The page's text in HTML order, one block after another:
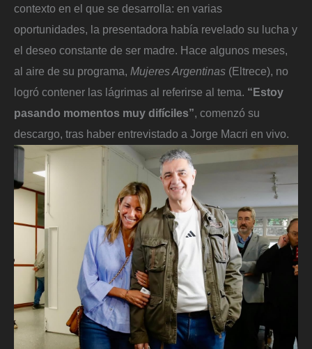
contexto en el que se desarrolla: en varias
oportunidades, la presentadora había revelado su lucha y
el deseo constante de ser madre. Hace algunos meses,
al aire de su programa, Mujeres Argentinas (Eltrece), no
logró contener las lágrimas al referirse al tema. “Estoy
pasando momentos muy difíciles”, comenzó su
descargo, tras haber entrevistado a Jorge Macri en vivo.